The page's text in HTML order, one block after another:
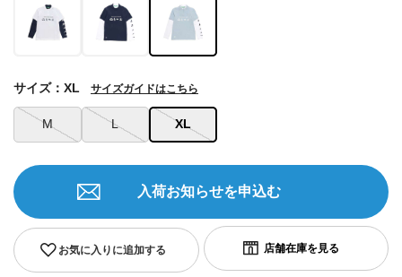
M L XL
サイズ：XL サイズガイドはこちら
お気に入りに追加する
入荷お知らせを申込む